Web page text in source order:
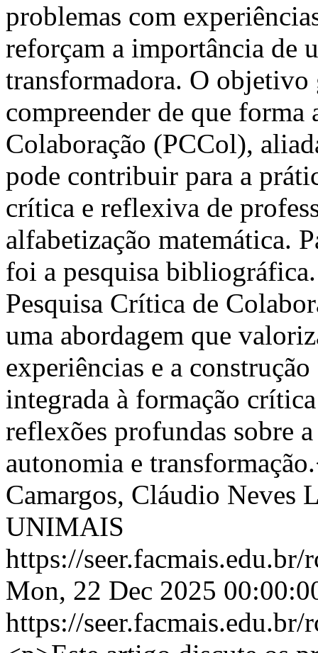
problemas com
reforçam a importância de
transformadora. O objetivo
compreender de que forma
Colaboração (PCCol),
pode contribuir para a
crítica e reflexiva de
alfabetização matemática.
foi a pesquisa
Pesquisa Crítica de
uma abordagem que
experiências e a
integrada à formação
reflexões profundas sobre
autonomia e
Camargos, Cláudio Neves
UNIMAIS
https://
Mon, 22 Dec 2025
https://